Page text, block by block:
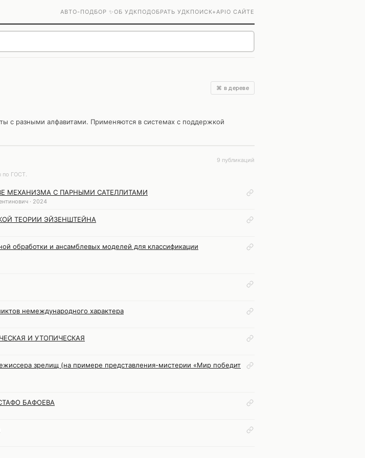
АВТО-ПОДБОР ✨ОБ УДКПОДОБРАТЬ УДКПОИСК+APIО САЙТЕ
⌘ в дереве
с разными алфавитами. Применяются в системах с поддержкой
9 публикаций
по ГОСТ.
МЕХАНИЗМА С ПАРНЫМИ САТЕЛЛИТАМИ
· 2024
ТЕОРИИ ЭЙЗЕНШТЕЙНА
обработки и ансамблевых моделей для классификации
немеждународного характера
И УТОПИЧЕСКАЯ
зрелищ (на примере представления-мистерии «Мир победит
БАФОЕВА